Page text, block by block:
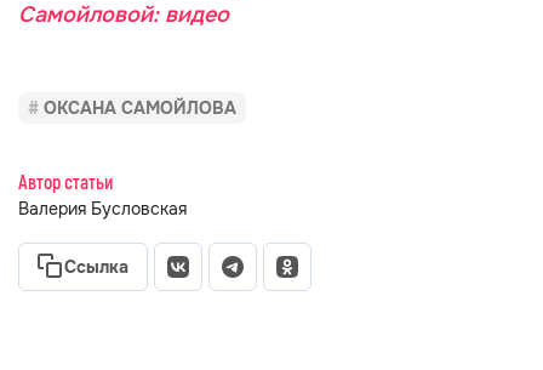
Самойловой: видео
ОКСАНА САМОЙЛОВА
Автор статьи
Валерия Бусловская
Ссылка